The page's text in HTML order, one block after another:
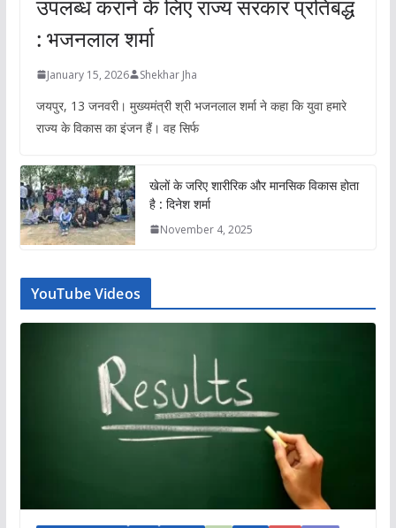
उपलब्ध कराने के लिए राज्य सरकार प्रतिबद्ध
: भजनलाल शर्मा
January 15, 2026 Shekhar Jha
जयपुर, 13 जनवरी। मुख्यमंत्री श्री भजनलाल शर्मा ने कहा कि युवा हमारे
राज्य के विकास का इंजन हैं। वह सिर्फ
खेलों के जरिए शारीरिक और मानसिक विकास होता
है : दिनेश शर्मा
November 4, 2025
YouTube Videos